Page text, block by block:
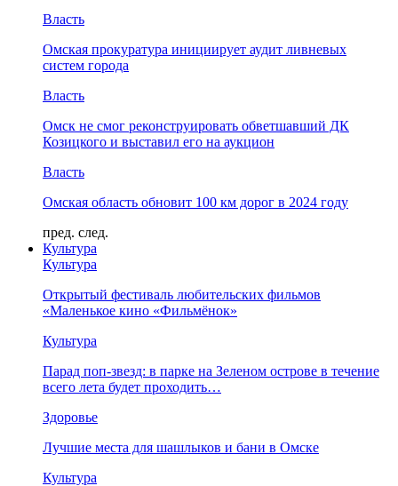
Власть
Омская прокуратура инициирует аудит ливневых
систем города
Власть
Омск не смог реконструировать обветшавший ДК
Козицкого и выставил его на аукцион
Власть
Омская область обновит 100 км дорог в 2024 году
пред. след.
Культура
Культура
Открытый фестиваль любительских фильмов
«Маленькое кино «Фильмёнок»
Культура
Парад поп-звезд: в парке на Зеленом острове в течение
всего лета будет проходить…
Здоровье
Лучшие места для шашлыков и бани в Омске
Культура